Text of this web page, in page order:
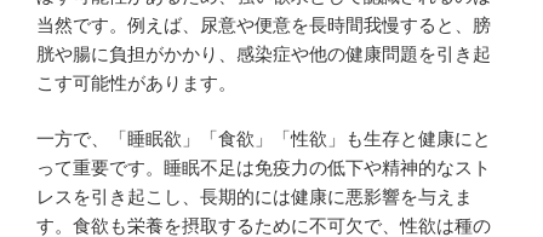
当然です。例えば、尿意や便意を長時間我慢すると、膀
胱や腸に負担がかかり、感染症や他の健康問題を引き起
こす可能性があります。
一方で、「睡眠欲」「食欲」「性欲」も生存と健康にと
って重要です。睡眠不足は免疫力の低下や精神的なスト
レスを引き起こし、長期的には健康に悪影響を与えま
す。食欲も栄養を摂取するために不可欠で、性欲は種の